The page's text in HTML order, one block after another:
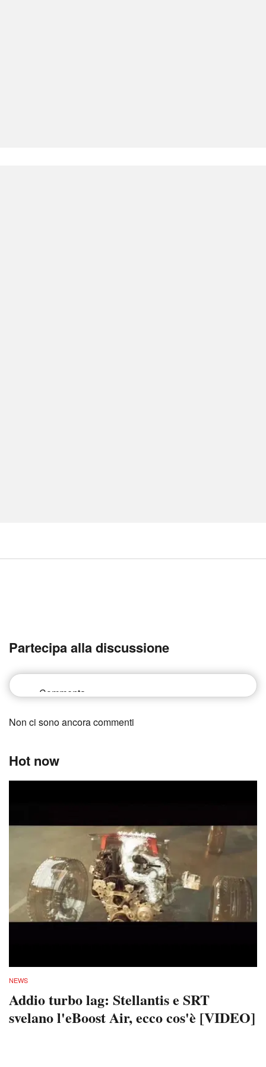
Partecipa alla discussione
Non ci sono ancora commenti
Hot now
NEWS
Addio turbo lag: Stellantis e SRT
svelano l'eBoost Air, ecco cos'è [VIDEO]